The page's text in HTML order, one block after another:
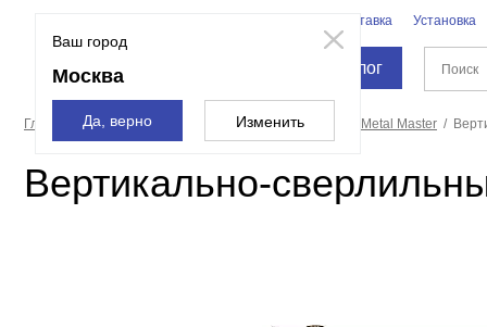
Ваш город
Москва
Да, верно Изменить
Доставка Установка
Каталог
Главная страница Сверлильные станки Metal Master
Вертикально-